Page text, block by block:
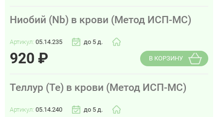
Ниобий (Nb) в крови (Метод ИСП-МС)
Артикул: 05.14.235 до 5 д.
920 ₽ В КОРЗИНУ
Теллур (Te) в крови (Метод ИСП-МС)
Артикул: 05.14.240 до 5 д.